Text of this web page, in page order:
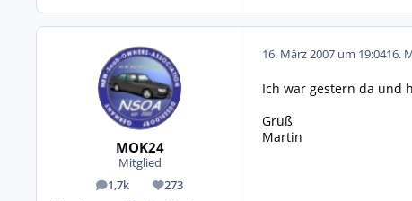
MOK24
Mitglied
1,7k
Beiträge 273
Reputation
16. März 2007 um 19:0416.
Ich war gestern da und
Gruß
Martin